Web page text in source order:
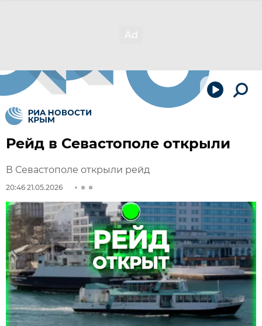
Рейд в Севастополе открыли
В Севастополе открыли рейд
20:46 21.05.2026